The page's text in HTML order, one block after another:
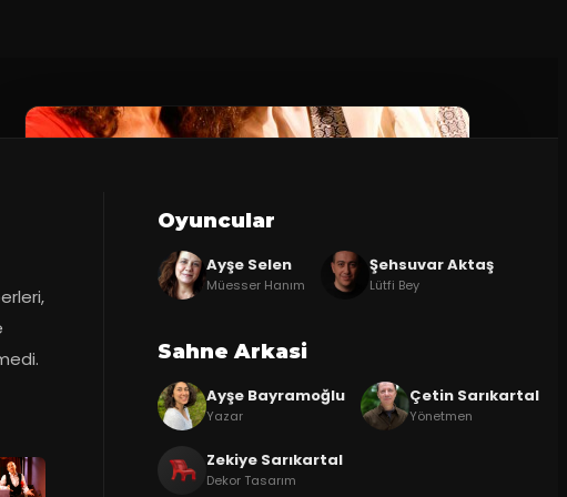
Oyuncular
Ayşe Selen
Müesser Hanım
Şehsuvar Aktaş
Lütfi Bey
Sahne Arkasi
Ayşe Bayramoğlu
Yazar
Çetin Sarıkartal
Yönetmen
Zekiye Sarıkartal
Dekor Tasarım